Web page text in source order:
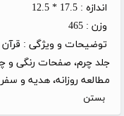
اندازه : 17.5 * 12.5
وزن : 465
توضیحات و ویژگی :
جلد چرم، صفحات رنگی و
مطالعه روزانه، هدیه و
بستن